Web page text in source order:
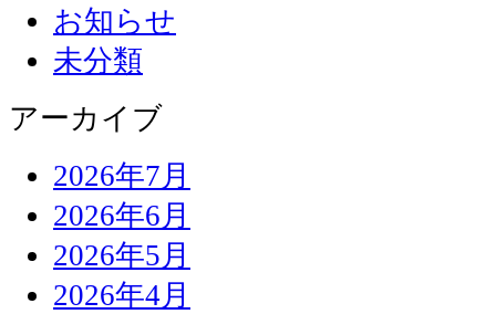
お知らせ
未分類
アーカイブ
2026年7月
2026年6月
2026年5月
2026年4月